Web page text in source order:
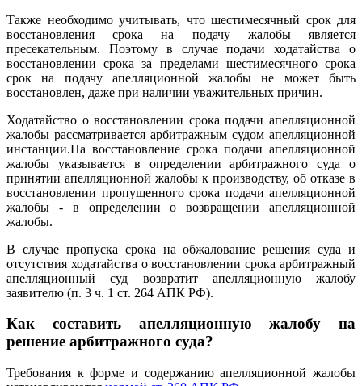
Также необходимо учитывать, что шестимесячный срок для
восстановления срока на подачу жалобы является
пресекательным. Поэтому в случае подачи ходатайства о
восстановлении срока за пределами шестимесячного срока
срок на подачу апелляционной жалобы не может быть
восстановлен, даже при наличии уважительных причин.
Ходатайство о восстановлении срока подачи апелляционной
жалобы рассматривается арбитражным судом апелляционной
инстанции.На восстановление срока подачи апелляционной
жалобы указывается в определении арбитражного суда о
принятии апелляционной жалобы к производству, об отказе в
восстановлении пропущенного срока подачи апелляционной
жалобы - в определении о возвращении апелляционной
жалобы.
В случае пропуска срока на обжалование решения суда и
отсутствия ходатайства о восстановлении срока арбитражный
апелляционный суд возвратит апелляционную жалобу
заявителю (п. 3 ч. 1 ст. 264 АПК РФ).
Как составить апелляционную жалобу на
решение арбитражного суда?
Требования к форме и содержанию апелляционной жалобы